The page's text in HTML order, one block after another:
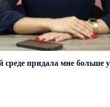
придала мне больше